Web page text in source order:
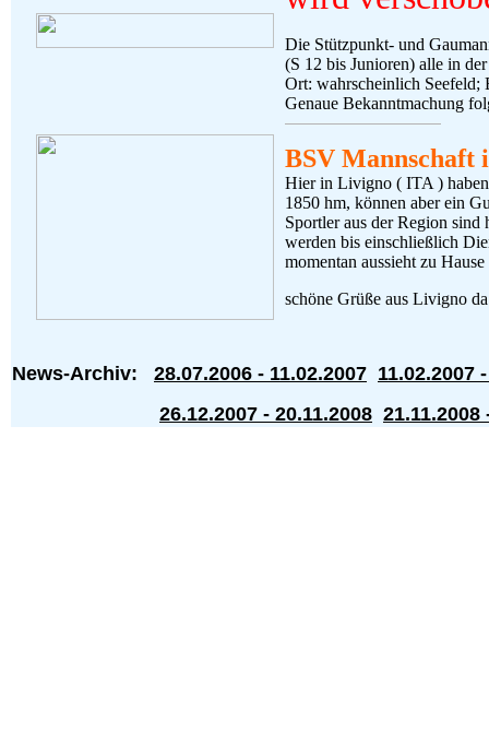
Die Stützpunkt- und
(S 12 bis Junioren) alle in
Ort: wahrscheinlich Seefeld;
Genaue Bekanntmachung
BSV Mannschaft
Hier in Livigno ( ITA )
1850 hm, können aber ein
Sportler aus der Region
werden bis einschließlich
momentan aussieht zu
schöne Grüße aus Livigno
News-Archiv: 28.07.2006 - 11.02.2007 11.02.2007
26.12.2007 - 20.11.2008 21.11.2008